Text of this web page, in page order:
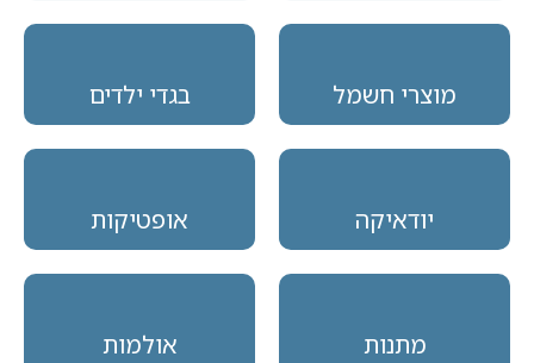
מוצרי חשמל בגדי ילדים
יודאיקה אופטיקות
מתנות אולמות